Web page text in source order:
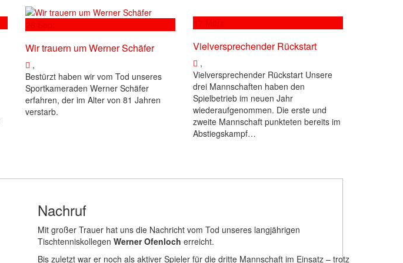
26 Sep.
Wir trauern um Werner Schäfer
,
Bestürzt haben wir vom Tod unseres
Sportkameraden Werner Schäfer
erfahren, der im Alter von 81 Jahren
verstarb.
17 März
Vielversprechender Rückstart
,
Vielversprechender Rückstart Unsere
drei Mannschaften haben den
Spielbetrieb im neuen Jahr
wiederaufgenommen. Die erste und
zweite Mannschaft punkteten bereits im
Abstiegskampf…
Nachruf
Mit großer Trauer hat uns die Nachricht vom Tod unseres langjährigen
Tischtenniskollegen Werner Ofenloch erreicht.
Bis zuletzt war er noch als aktiver Spieler für die dritte Mannschaft im Einsatz – trotz